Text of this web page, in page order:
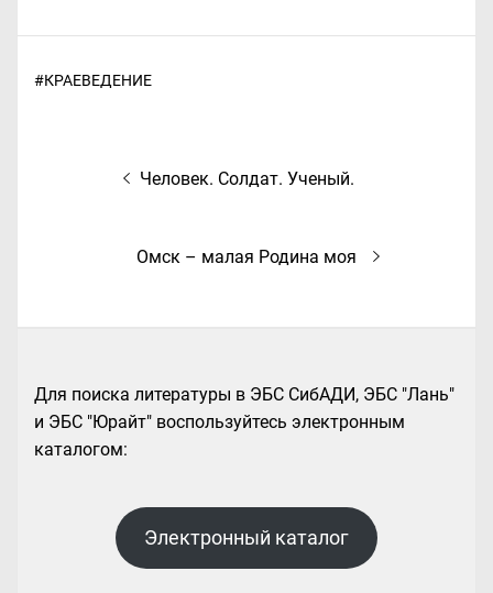
#КРАЕВЕДЕНИЕ
НавигацияПредыдущая
Человек. Солдат. Ученый.
Следующая
Омск – малая Родина моя
Для поиска литературы в ЭБС СибАДИ, ЭБС "Лань"
и ЭБС "Юрайт" воспользуйтесь электронным
каталогом:
Электронный каталог